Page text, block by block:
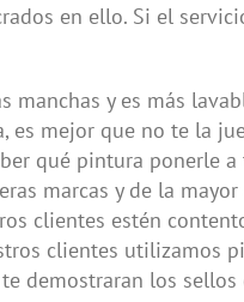
en ello. Si el
y es más
mejor que no te la
qué pintura ponerle
marcas y de la
clientes estén
clientes utilizamos
demostraran los